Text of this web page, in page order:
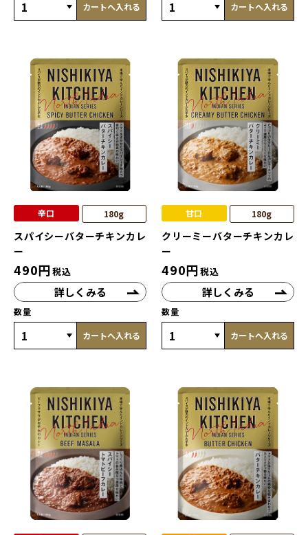
カートへ入れる カートへ入れる
辛口 180g
スパイシーバターチキンカレ
ー
490円税込
詳しくみる
数量
カートへ入れる
甘口 180g
クリーミーバターチキンカレ
ー
490円税込
詳しくみる
数量
カートへ入れる